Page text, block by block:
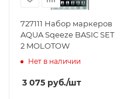
727111 Набор маркеров
AQUA Sqeeze BASIC SET
2 MOLOTOW
Нет в наличии
3 075 руб./шт